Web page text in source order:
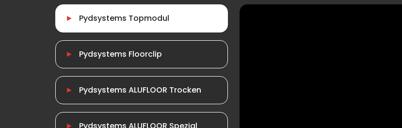
Pydsystems Topmodul
Pydsystems Floorclip
Pydsystems ALUFLOOR Trocken